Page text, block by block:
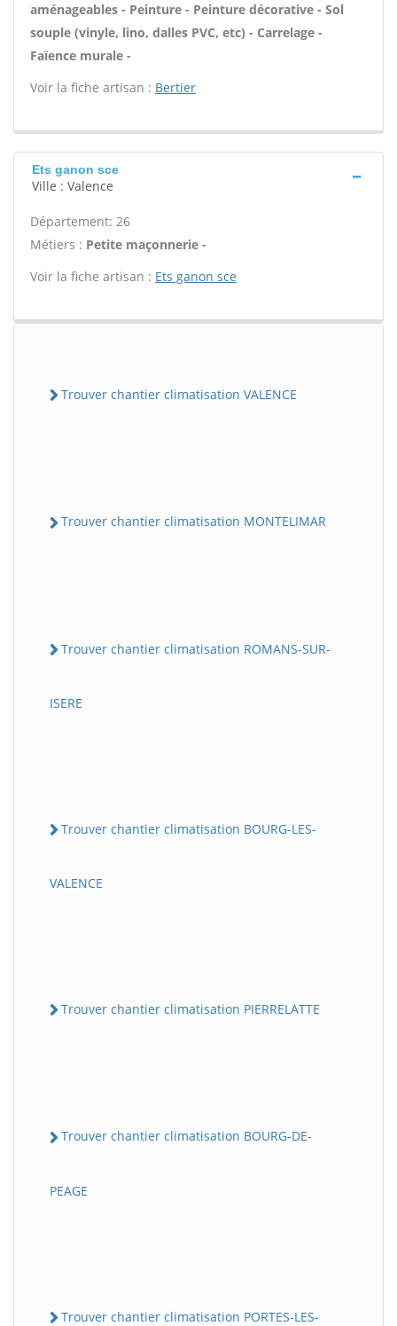
aménageables - Peinture - Peinture décorative - Sol
souple (vinyle, lino, dalles PVC, etc) - Carrelage -
Faïence murale -
Voir la fiche artisan : Bertier
Ets ganon sce
Ville : Valence
Département: 26
Métiers : Petite maçonnerie -
Voir la fiche artisan : Ets ganon sce
Trouver chantier climatisation VALENCE
Trouver chantier climatisation MONTELIMAR
Trouver chantier climatisation ROMANS-SUR-
ISERE
Trouver chantier climatisation BOURG-LES-
VALENCE
Trouver chantier climatisation PIERRELATTE
Trouver chantier climatisation BOURG-DE-
PEAGE
Trouver chantier climatisation PORTES-LES-